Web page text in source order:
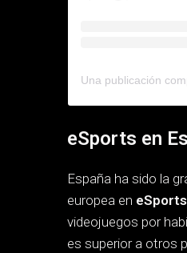
eSports en
España ha sido la
europea en
videojuegos por
es superior a otros